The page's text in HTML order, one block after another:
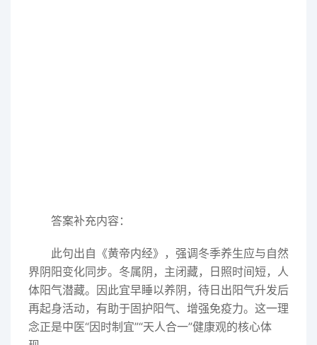
答案补充内容：
此句出自《黄帝内经》，强调冬季养生应与自然
界阴阳变化同步。冬属阴，主闭藏，日照时间短，人
体阳气潜藏。因此宜早睡以养阴，待日出阳气升发后
再起身活动，有助于固护阳气、增强免疫力。这一理
念正是中医“因时制宜”“天人合一”健康观的核心体